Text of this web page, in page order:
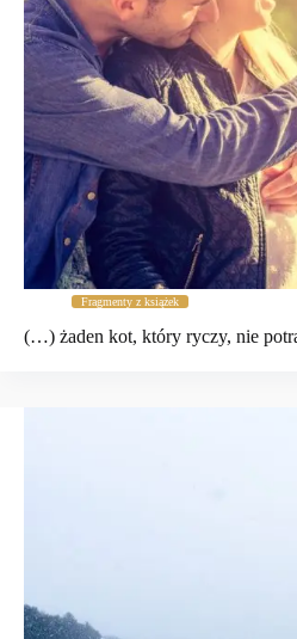
Fragmenty z książek
(…) żaden kot, który ryczy, nie